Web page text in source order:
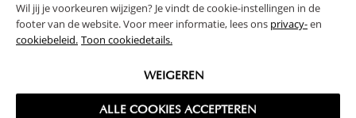
Wil jij je voorkeuren wijzigen? Je vindt de cookie-instellingen in de
footer van de website. Voor meer informatie, lees ons privacy-en
cookiebeleid. Toon cookiedetails.
WEIGEREN
ALLE COOKIES ACCEPTEREN
RETOUREN
High-contrast mode